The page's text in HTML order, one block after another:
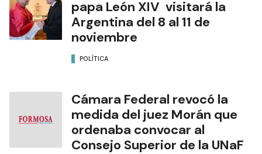
papa León XIV visitará la
Argentina del 8 al 11 de
noviembre
POLÍTICA
Cámara Federal revocó la
medida del juez Morán que
ordenaba convocar al
Consejo Superior de la UNaF